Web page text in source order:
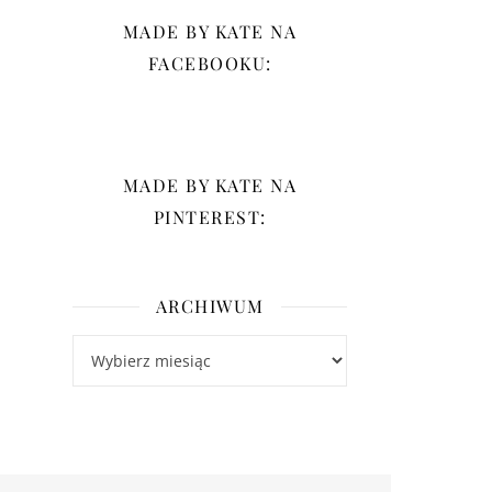
MADE BY KATE NA
FACEBOOKU:
MADE BY KATE NA
PINTEREST:
ARCHIWUM